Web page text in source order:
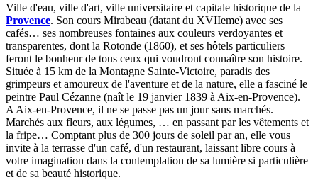
Ville d'eau, ville d'art, ville universitaire et capitale historique de la
Provence. Son cours Mirabeau (datant du XVIIeme) avec ses
cafés… ses nombreuses fontaines aux couleurs verdoyantes et
transparentes, dont la Rotonde (1860), et ses hôtels particuliers
feront le bonheur de tous ceux qui voudront connaître son histoire.
Située à 15 km de la Montagne Sainte-Victoire, paradis des
grimpeurs et amoureux de l'aventure et de la nature, elle a fasciné le
peintre Paul Cézanne (naît le 19 janvier 1839 à Aix-en-Provence).
A Aix-en-Provence, il ne se passe pas un jour sans marchés.
Marchés aux fleurs, aux légumes, … en passant par les vêtements et
la fripe… Comptant plus de 300 jours de soleil par an, elle vous
invite à la terrasse d'un café, d'un restaurant, laissant libre cours à
votre imagination dans la contemplation de sa lumière si particulière
et de sa beauté historique.